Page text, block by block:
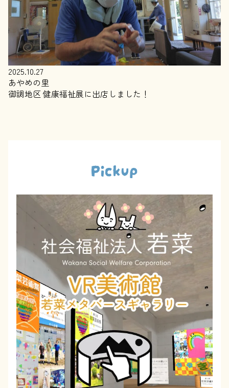
2025.10.27
あやめの里
御調地区 健康福祉展に出店しました！
Pickup